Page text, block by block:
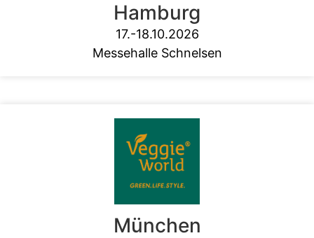
Hamburg
17.-18.10.2026
Messehalle Schnelsen
München